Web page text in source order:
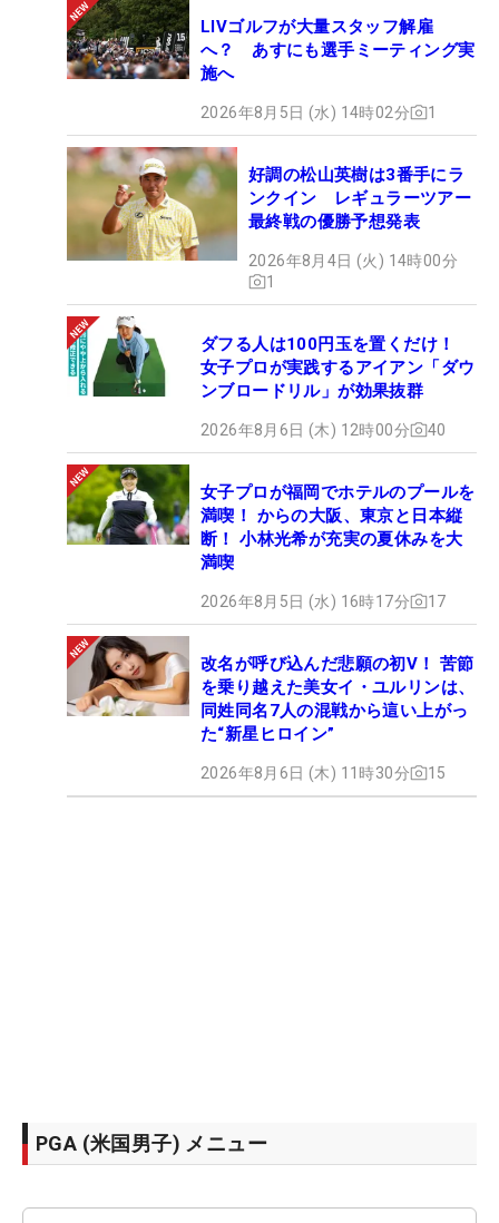
LIVゴルフが大量スタッフ解雇
へ？ あすにも選手ミーティング実
施へ
2026年8月5日 (水) 14時02分 1
好調の松山英樹は3番手にラ
ンクイン レギュラーツアー
最終戦の優勝予想発表
2026年8月4日 (火) 14時00分
1
ダフる人は100円玉を置くだけ！
女子プロが実践するアイアン「ダウ
ンブロードリル」が効果抜群
2026年8月6日 (木) 12時00分 40
女子プロが福岡でホテルのプールを
満喫！ からの大阪、東京と日本縦
断！ 小林光希が充実の夏休みを大
満喫
2026年8月5日 (水) 16時17分 17
改名が呼び込んだ悲願の初V！ 苦節
を乗り越えた美女イ・ユルリンは、
同姓同名7人の混戦から這い上がっ
た“新星ヒロイン”
2026年8月6日 (木) 11時30分 15
PGA (米国男子) メニュー